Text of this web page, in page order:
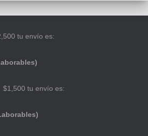
tu envío es:
tu envío es: